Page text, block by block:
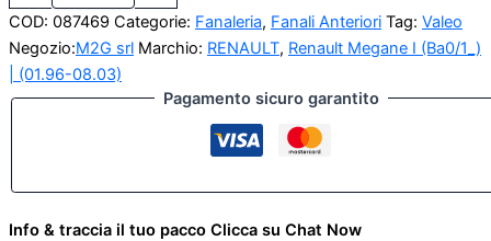
Renault
Megane
1998
-
2003
quantità
COD: 087469 Categorie: Fanaleria, Fanali Anteriori Tag: Valeo
Negozio:M2G srl Marchio: RENAULT, Renault Megane I (Ba0/1_)
| (01.96-08.03)
Pagamento sicuro garantito
Info & traccia il tuo pacco Clicca su Chat Now